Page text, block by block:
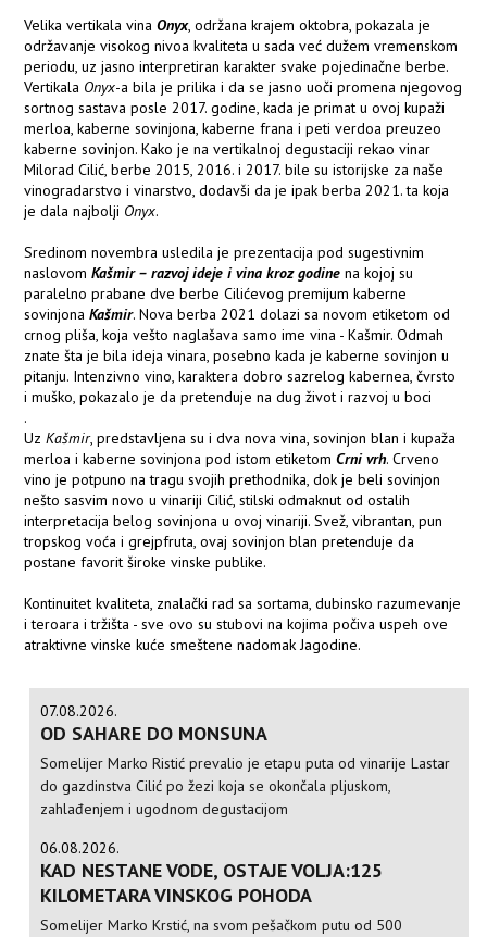
Velika vertikala vinaOnyx, održana krajem oktobra, pokazala je
održavanje visokog nivoa kvaliteta u sada već dužem vremenskom
periodu, uz jasno interpretiran karakter svake pojedinačne berbe.
Vertikala Onyx-a bila je prilika i da se jasno uoči promena njegovog
sortnog sastava posle 2017. godine, kada je primat u ovoj kupaži
merloa, kaberne sovinjona, kaberne frana i peti verdoa preuzeo
kaberne sovinjon. Kako je na vertikalnoj degustaciji rekao vinar
Milorad Cilić, berbe 2015, 2016. i 2017. bile su istorijske za naše
vinogradarstvo i vinarstvo, dodavši da je ipak berba 2021. ta koja
je dala najbolji Onyx.
Sredinom novembra usledila je prezentacija pod sugestivnim
naslovomKašmir – razvoj ideje i vina kroz godine na kojoj su
paralelno prabane dve berbe Cilićevog premijum kaberne
sovinjonaKašmir. Nova berba 2021 dolazi sa novom etiketom od
crnog pliša, koja vešto naglašava samo ime vina - Kašmir. Odmah
znate šta je bila ideja vinara, posebno kada je kaberne sovinjon u
pitanju. Intenzivno vino, karaktera dobro sazrelog kabernea, čvrsto
i muško, pokazalo je da pretenduje na dug život i razvoj u boci
.
UzKašmir, predstavljena su i dva nova vina, sovinjon blan i kupaža
merloa i kaberne sovinjona pod istom etiketomCrni vrh. Crveno
vino je potpuno na tragu svojih prethodnika, dok je beli sovinjon
nešto sasvim novo u vinariji Cilić, stilski odmaknut od ostalih
interpretacija belog sovinjona u ovoj vinariji. Svež, vibrantan, pun
tropskog voća i grejpfruta, ovaj sovinjon blan pretenduje da
postane favorit široke vinske publike.
Kontinuitet kvaliteta, znalački rad sa sortama, dubinsko razumevanje
i teroara i tržišta - sve ovo su stubovi na kojima počiva uspeh ove
atraktivne vinske kuće smeštene nadomak Jagodine.
07.08.2026.
OD SAHARE DO MONSUNA
Somelijer Marko Ristić prevalio je etapu puta od vinarije Lastar
do gazdinstva Cilić po žezi koja se okončala pljuskom,
zahlađenjem i ugodnom degustacijom
06.08.2026.
KAD NESTANE VODE, OSTAJE VOLJA:125
KILOMETARA VINSKOG POHODA
Somelijer Marko Krstić, na svom pešačkom putu od 500